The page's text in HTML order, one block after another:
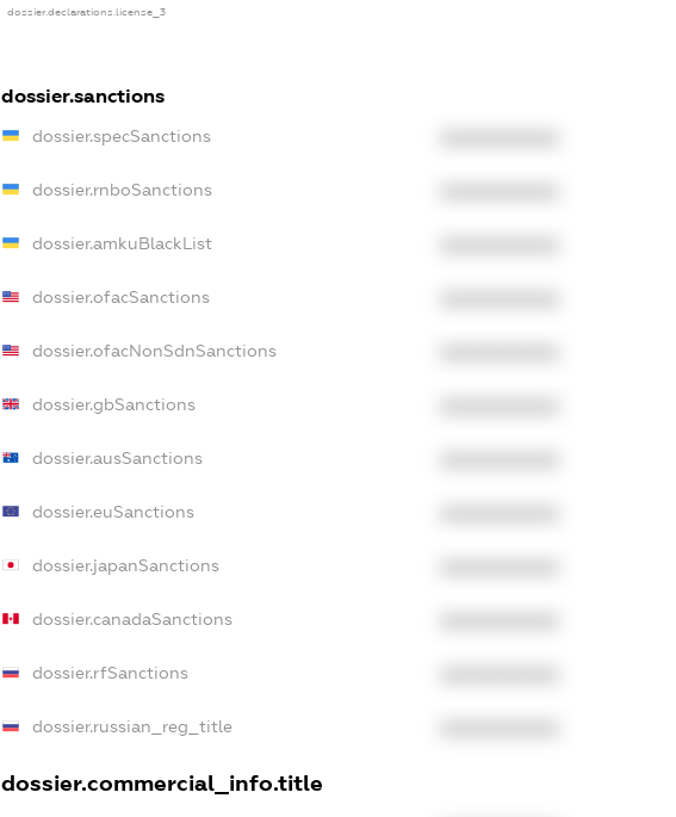
dossier.declarations.license_3
dossier.sanctions
dossier.specSanctions
dossier.rnboSanctions
dossier.amkuBlackList
dossier.ofacSanctions
dossier.ofacNonSdnSanctions
dossier.gbSanctions
dossier.ausSanctions
dossier.euSanctions
dossier.japanSanctions
dossier.canadaSanctions
dossier.rfSanctions
dossier.russian_reg_title
dossier.commercial_info.title